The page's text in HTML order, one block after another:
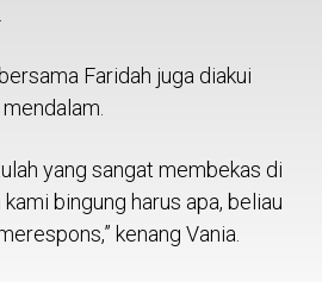
Faridah juga diakui
yang sangat membekas di
bingung harus apa, beliau
kenang Vania.